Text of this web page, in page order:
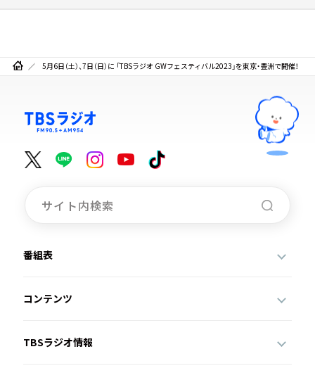
5月6日（土）、7日（日）に 「TBSラジオ GWフェスティバル2023」を東京・豊洲で開催！
番組表
コンテンツ
TBSラジオ情報